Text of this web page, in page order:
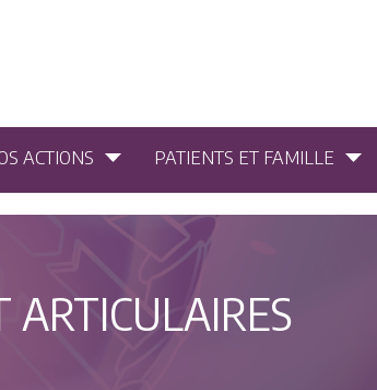
ACTIONS PATIENTS ET FAMILLE
ARTICULAIRES